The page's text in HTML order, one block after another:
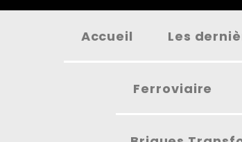
Accueil Les
Ferroviaire